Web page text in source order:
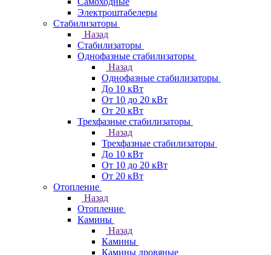
Электроштабелеры
Стабилизаторы
Назад
Стабилизаторы
Однофазные стабилизаторы
Назад
Однофазные стабилизаторы
До 10 кВт
От 10 до 20 кВт
От 20 кВт
Трехфазные стабилизаторы
Назад
Трехфазные стабилизаторы
До 10 кВт
От 10 до 20 кВт
От 20 кВт
Отопление
Назад
Отопление
Камины
Назад
Камины
Камины дровяные